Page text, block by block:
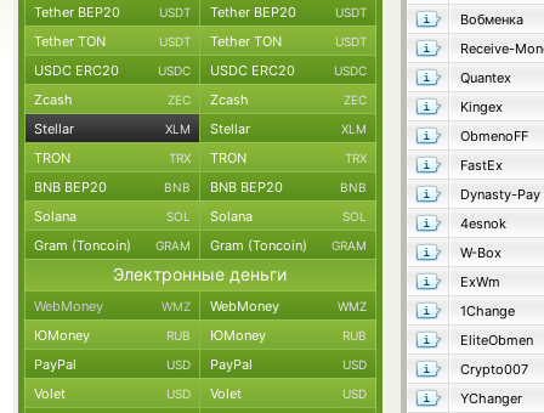
Вобменка
Receive-
Quantex
Kingex
ObmenoFF
FastEx
Dynasty-Pay
4esnok
W-Box
ExWm
1Change
EliteObmen
Crypto007
YChanger
Tether BEP20 USDT Tether BEP20 USDT
Tether TON USDT Tether TON USDT
USDC ERC20 USDC USDC ERC20 USDC
Zcash ZEC Zcash ZEC
Stellar XLM Stellar XLM
TRON TRX TRON TRX
BNB BEP20 BNB BNB BEP20 BNB
Solana SOL Solana SOL
Gram (Toncoin) GRAM Gram (Toncoin) GRAM
Электронные деньги
WebMoney WMZ WebMoney WMZ
ЮMoney RUB ЮMoney RUB
PayPal USD PayPal USD
Volet USD Volet USD